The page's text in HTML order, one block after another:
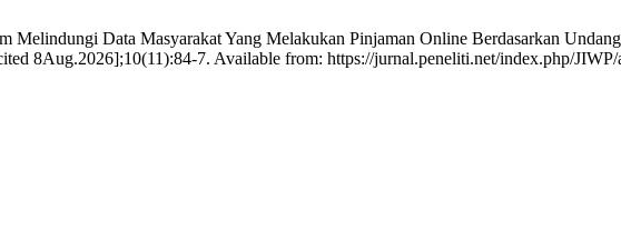
Data Masyarakat Yang Melakukan Pinjaman Online Berdasarkan
8Aug.2026];10(11):84-7. Available from: https://jurnal.peneliti.net/index.php/